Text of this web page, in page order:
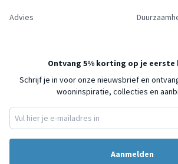
Advies
Ontvang 5% korting op je
Schrijf je in voor onze nieuwsbrief en
wooninspiratie, collecties en
Aanmelden